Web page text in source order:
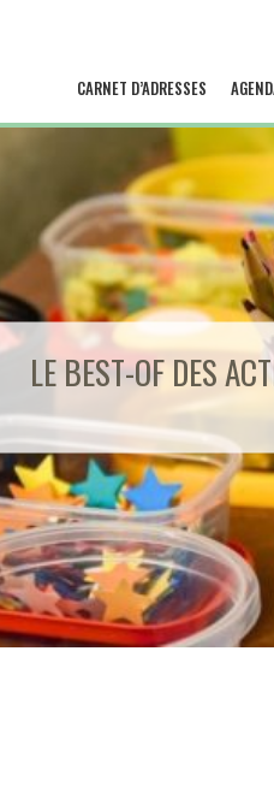
CARNET D’ADRESSES
LE BEST-OF DES